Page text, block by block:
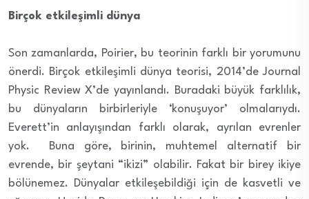
Birçok etkileşimli dünya
Son zamanlarda, Poirier, bu teorinin farklı bir yorumunu
önerdi. Birçok etkileşimli dünya teorisi, 2014’de Journal
Physic Review X’de yayınlandı. Buradaki büyük farklılık,
bu dünyaların birbirleriyle ‘konuşuyor’ olmalarıydı.
Everett’in anlayışından farklı olarak, ayrılan evrenler
yok. Buna göre, birinin, muhtemel alternatif bir
evrende, bir şeytani “ikizi” olabilir. Fakat bir birey ikiye
bölünemez. Dünyalar etkileşebildiği için de kasvetli ve